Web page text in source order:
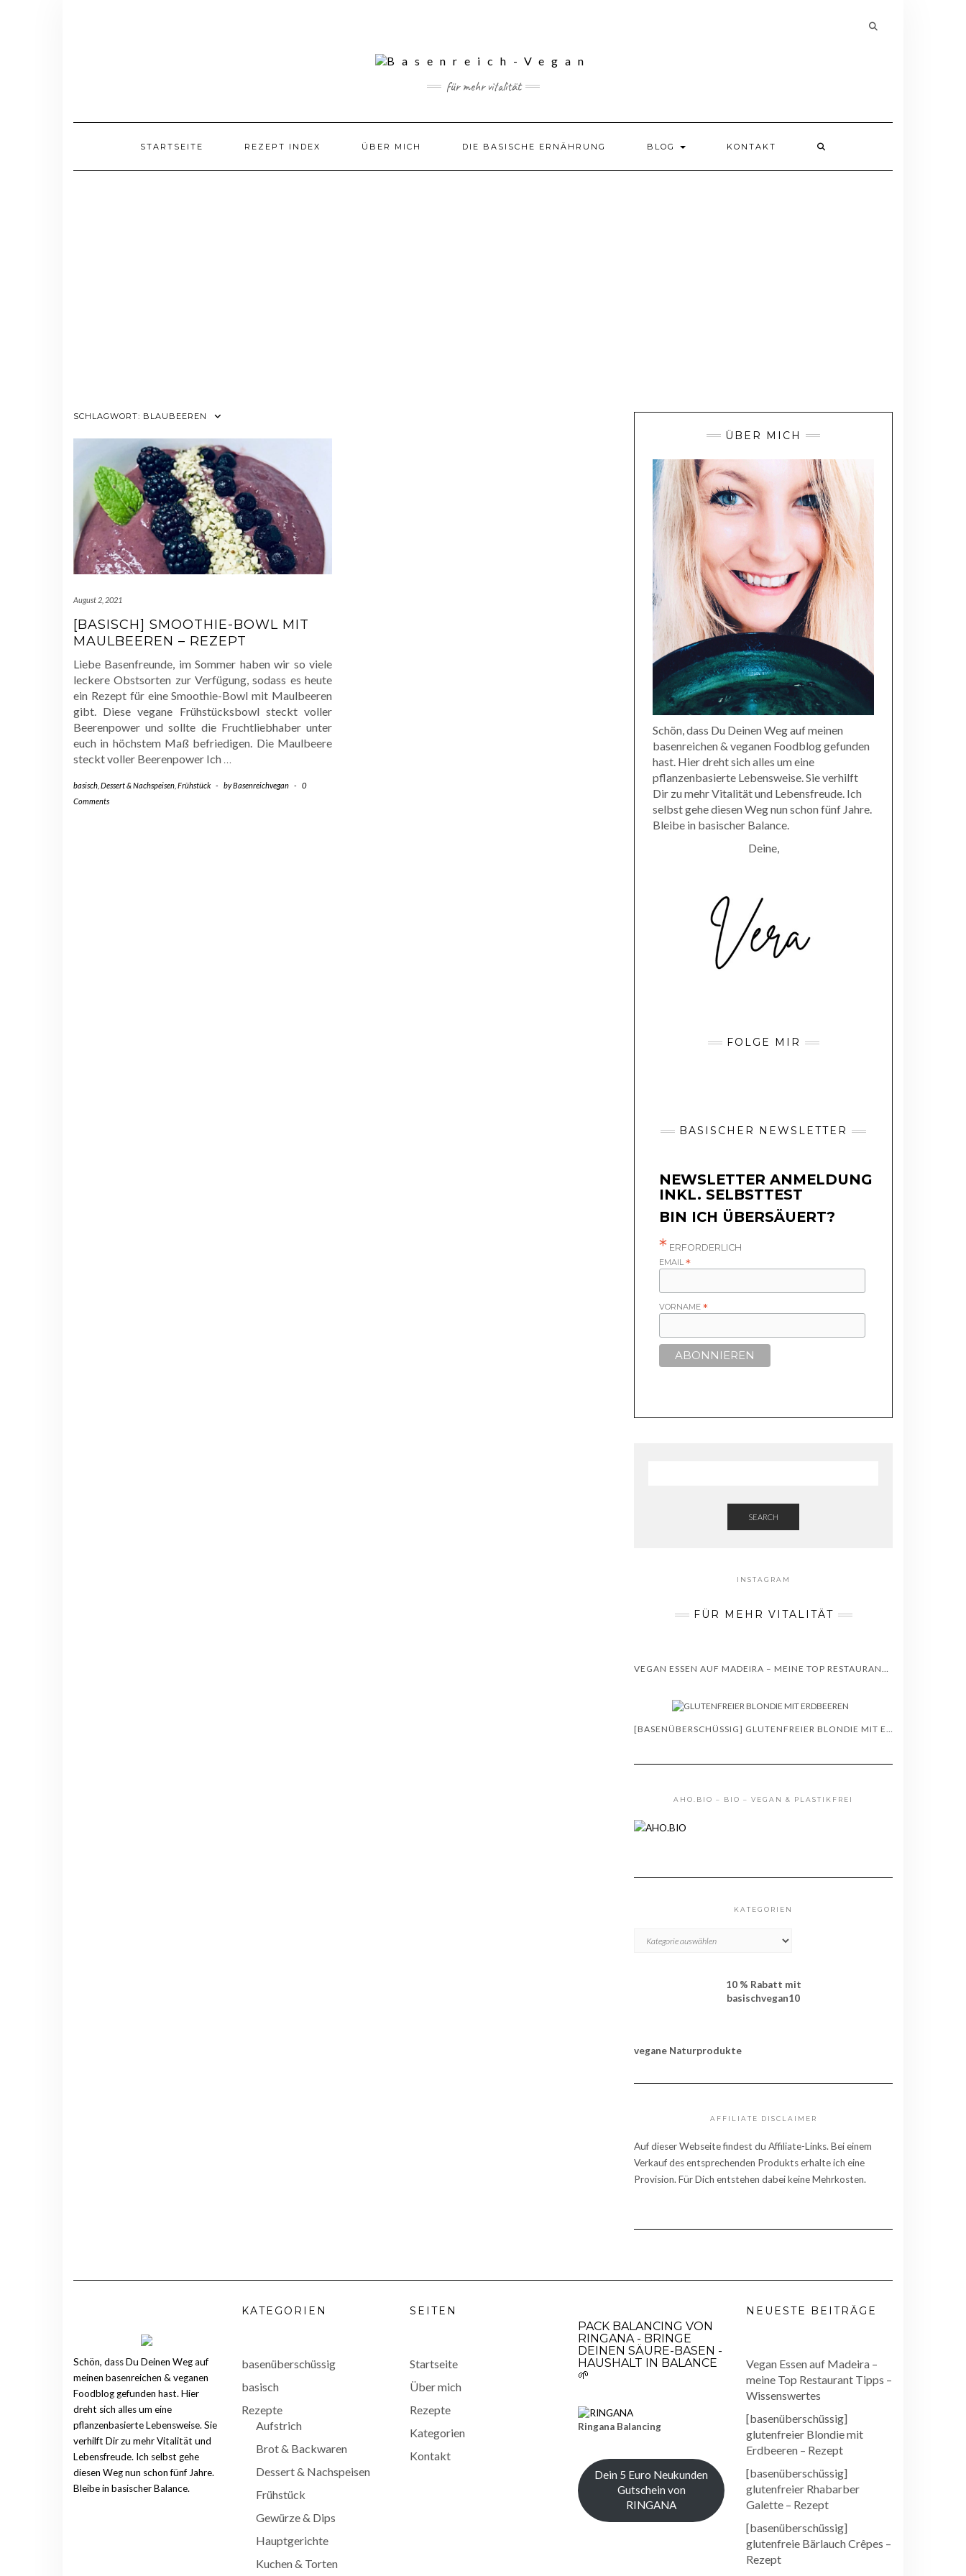
für mehr vitalität
STARTSEITE REZEPT INDEX ÜBER MICH DIE BASISCHE ERNÄHRUNG BLOG KONTAKT
SCHLAGWORT: BLAUBEEREN
August 2, 2021
[BASISCH] SMOOTHIE-BOWL MIT
MAULBEEREN – REZEPT
Liebe Basenfreunde, im Sommer haben wir so viele
leckere Obstsorten zur Verfügung, sodass es heute
ein Rezept für eine Smoothie-Bowl mit Maulbeeren
gibt. Diese vegane Frühstücksbowl steckt voller
Beerenpower und sollte die Fruchtliebhaber unter
euch in höchstem Maß befriedigen. Die Maulbeere
steckt voller Beerenpower Ich …
basisch Dessert & Nachspeisen Frühstück - byBasenreichvegan -
0
Comments
ÜBER MICH
Schön, dass Du Deinen Weg auf meinen
basenreichen & veganen Foodblog gefunden
hast. Hier dreht sich alles um eine
pflanzenbasierte Lebensweise. Sie verhilft
Dir zu mehr Vitalität und Lebensfreude. Ich
selbst gehe diesen Weg nun schon fünf Jahre.
Bleibe in basischer Balance.
Deine,
FOLGE MIR
BASISCHER NEWSLETTER
NEWSLETTER ANMELDUNG
INKL. SELBSTTEST
BIN ICH ÜBERSÄUERT?
* ERFORDERLICH
EMAIL*
VORNAME*
SEARCH
INSTAGRAM
FÜR MEHR VITALITÄT
VEGAN ESSEN AUF MADEIRA – MEINE TOP RESTAURANT TIPPS – WISSENSWERTES
AHO.BIO – BIO – VEGAN & PLASTIKFREI
KATEGORIEN
10 % Rabatt mit
basischvegan10
vegane Naturprodukte
AFFILIATE DISCLAIMER
Auf dieser Webseite findest du Affiliate-Links. Bei einem
Verkauf des entsprechenden Produkts erhalte ich eine
Provision. Für Dich entstehen dabei keine Mehrkosten.
Schön, dass Du Deinen Weg auf
meinen basenreichen & veganen
Foodblog gefunden hast. Hier
dreht sich alles um eine
pflanzenbasierte Lebensweise. Sie
verhilft Dir zu mehr Vitalität und
Lebensfreude. Ich selbst gehe
diesen Weg nun schon fünf Jahre.
Bleibe in basischer Balance.
KATEGORIEN
basenüberschüssig
basisch
Rezepte
Aufstrich
Brot & Backwaren
Dessert & Nachspeisen
Frühstück
Gewürze & Dips
Hauptgerichte
Kuchen & Torten
SEITEN
Startseite
Über mich
Rezepte
Kategorien
Kontakt
PACK BALANCING VON
RINGANA - BRINGE
DEINEN SÄURE-BASEN -
HAUSHALT IN BALANCE
🌱
Ringana Balancing
Dein 5 Euro Neukunden
Gutschein von
RINGANA
NEUESTE BEITRÄGE
Vegan Essen auf Madeira –
meine Top Restaurant Tipps –
Wissenswertes
[basenüberschüssig]
glutenfreier Blondie mit
Erdbeeren – Rezept
[basenüberschüssig]
glutenfreier Rhabarber
Galette – Rezept
[basenüberschüssig]
glutenfreie Bärlauch Crêpes –
Rezept